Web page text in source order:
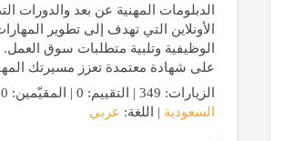
الدبلومات المهنية عن بعد والدورات
الأونلاين التي تهدف إلى تطوير
الوظيفية وتلبية متطلبات سوق
على شهادة معتمدة تعزز مسيرتك
الزيارات: 349 | التقييم: 0 | المقيّمين: 0 | الدولة:
السعودية | اللغة: عربي